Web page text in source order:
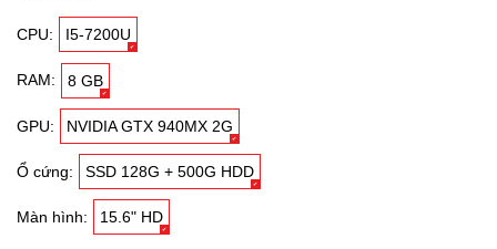
CPU: I5-7200U
RAM: 8 GB
GPU: NVIDIA GTX 940MX 2G
Ổ cứng: SSD 128G + 500G HDD
Màn hình: 15.6" HD